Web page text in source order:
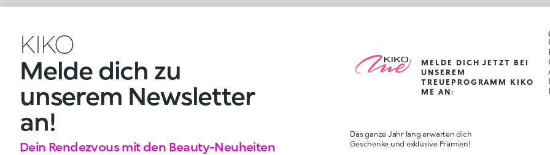
KIKO
Melde dich zu
unserem Newsletter
an!
Dein Rendezvous mit den Beauty-Neuheiten
MELDE DICH JETZT BEI
UNSEREM
TREUEPROGRAMM KIKO
ME AN:
Das ganze Jahr lang erwarten dich
Geschenke und exklusive Prämien!